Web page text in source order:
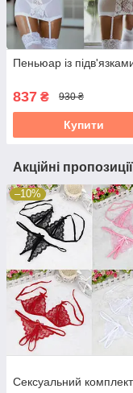
Пеньюар із
837 ₴ 930 ₴
Купити
Акційні
–10%
Сексуальний